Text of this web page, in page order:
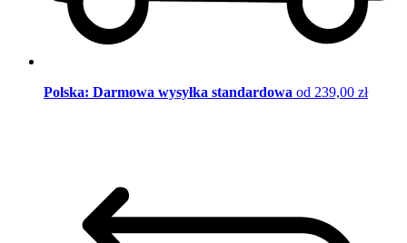
Polska: Darmowa wysyłka standardowa od 239,00 zł